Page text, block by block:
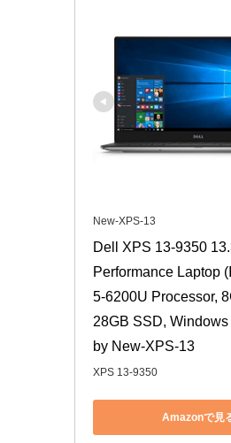
New-XPS-13
Dell XPS 13-9350
Performance Laptop
5-6200U Processor,
28GB SSD,
by New-XPS-13
XPS 13-9350
Amazonで見